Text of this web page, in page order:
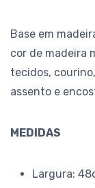
Base em
cor de madeira
tecidos,
assento e
MEDIDAS
Largura: